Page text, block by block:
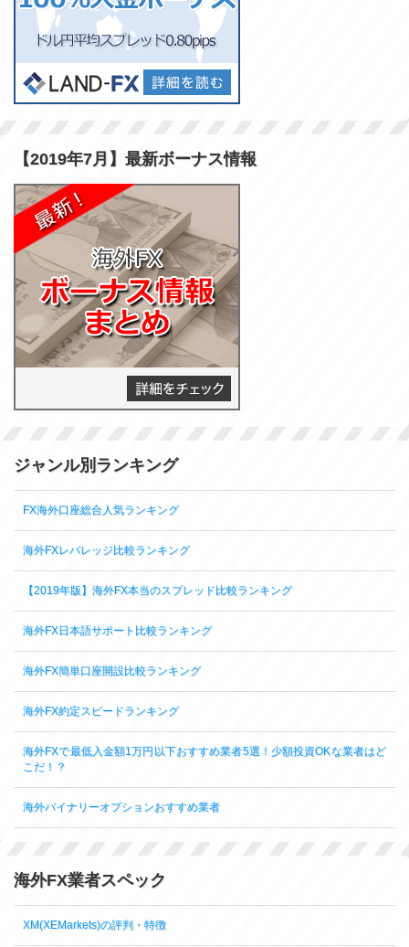
【2019年7月】最新ボーナス情報
ジャンル別ランキング
FX海外口座総合人気ランキング
海外FXレバレッジ比較ランキング
【2019年版】海外FX本当のスプレッド比較ランキング
海外FX日本語サポート比較ランキング
海外FX簡単口座開設比較ランキング
海外FX約定スピードランキング
海外FXで最低入金額1万円以下おすすめ業者5選！少額投資OKな業者はど
こだ！？
海外バイナリーオプションおすすめ業者
海外FX業者スペック
XM(XEMarkets)の評判・特徴